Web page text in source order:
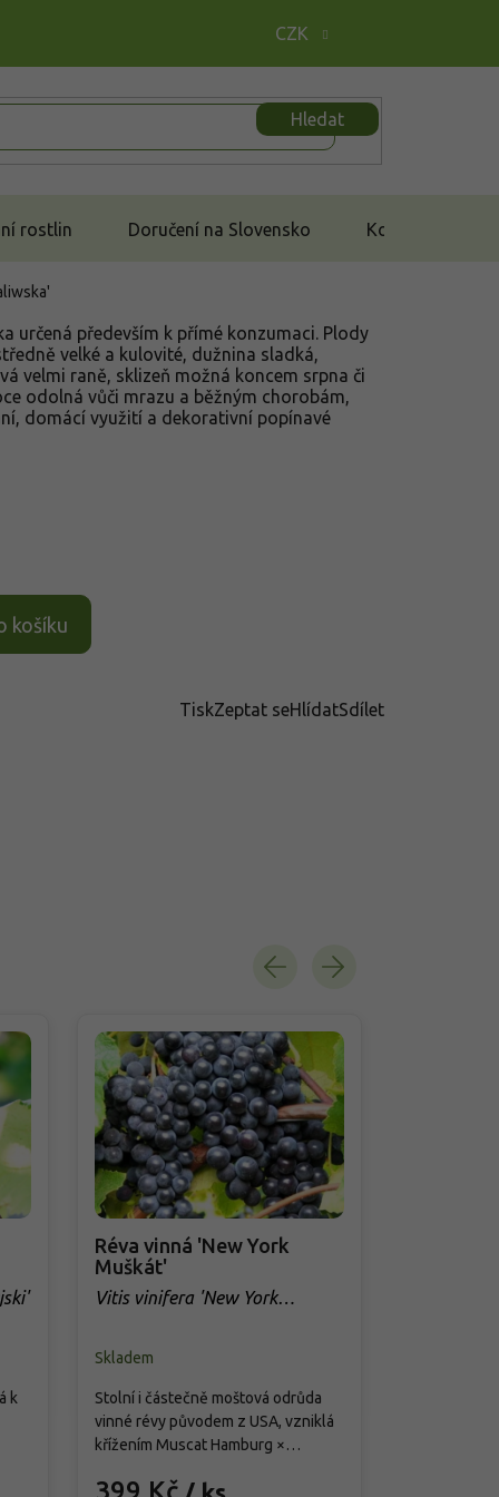
CZK
Hledat
rostlin Doručení na Slovensko Kontakt
košíku
určená především k přímé konzumaci. Plody
velké a kulovité, dužnina sladká,
velmi raně, sklizeň možná koncem srpna či
odolná vůči mrazu a běžným chorobám,
domácí využití a dekorativní popínavé
TiskZeptat seHlídatSdílet
k
Réva vinná 'New York
Muškát'
Vitis vinifera 'New York
Skladem
Stolní i částečně moštová odrůda
vinné révy původem z USA, vzniklá
křížením Muscat Hamburg ×
intenzivní muškátové aroma a